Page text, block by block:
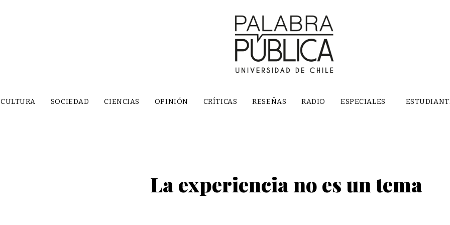
CULTURA SOCIEDAD CIENCIAS OPINIÓN CRÍTICAS RESEÑAS RADIO ESPECIALES
La experiencia no es un tema